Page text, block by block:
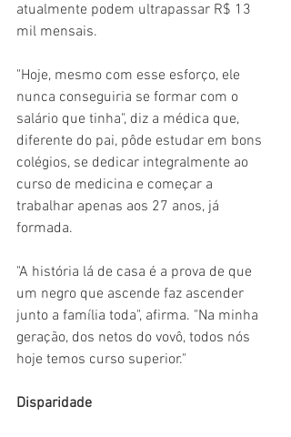
atualmente podem ultrapassar R$ 13
mil mensais.
"Hoje, mesmo com esse esforço, ele
nunca conseguiria se formar com o
salário que tinha", diz a médica que,
diferente do pai, pôde estudar em bons
colégios, se dedicar integralmente ao
curso de medicina e começar a
trabalhar apenas aos 27 anos, já
formada.
"A história lá de casa é a prova de que
um negro que ascende faz ascender
junto a família toda", afirma. "Na minha
geração, dos netos do vovô, todos nós
hoje temos curso superior."
Disparidade